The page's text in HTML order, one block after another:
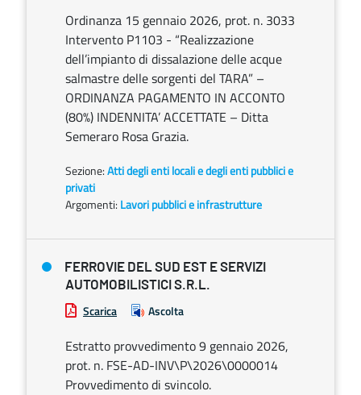
Ordinanza 15 gennaio 2026, prot. n. 3033
Intervento P1103 - “Realizzazione
dell’impianto di dissalazione delle acque
salmastre delle sorgenti del TARA” –
ORDINANZA PAGAMENTO IN ACCONTO
(80%) INDENNITA’ ACCETTATE – Ditta
Semeraro Rosa Grazia.
Sezione:Atti degli enti locali e degli enti pubblici e
privati
Argomenti: Lavori pubblici e infrastrutture
FERROVIE DEL SUD EST E SERVIZI
AUTOMOBILISTICI S.R.L.
Scarica Ascolta
Estratto provvedimento 9 gennaio 2026,
prot. n. FSE-AD-INV\P\2026\0000014
Provvedimento di svincolo.